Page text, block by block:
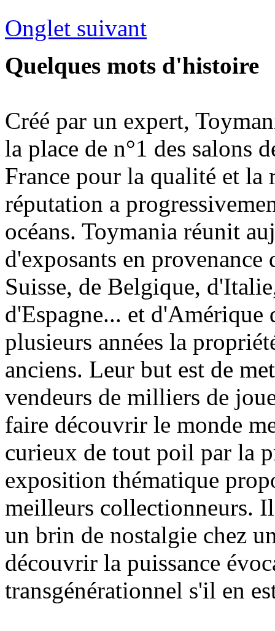
Onglet suivant
Quelques mots d'histoire
Créé par un expert,
la place de n°1 des salons
France pour la qualité et la
réputation a
océans. Toymania réunit
d'exposants en
Suisse, de Belgique,
d'Espagne... et
plusieurs années la
anciens. Leur but est de
vendeurs de milliers de
faire découvrir le monde
curieux de tout poil par la
exposition thématique
meilleurs collectionneurs.
un brin de nostalgie chez
découvrir la puissance
transgénérationnel s'il en